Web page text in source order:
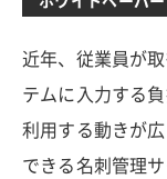
近年、従業員が
テムに入力する
利用する動きが
できる名刺管理